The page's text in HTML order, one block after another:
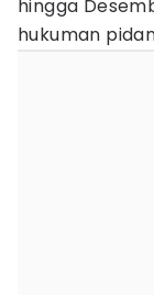
hingga
hukuman